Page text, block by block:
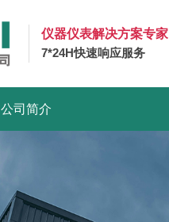
仪器仪表解决方案专家
7*24H快速响应服务
公司简介